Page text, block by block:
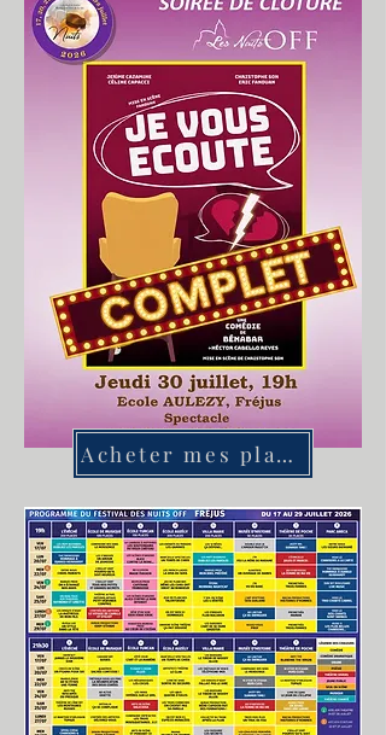
Acheter mes places pour la clôture
Acheter mes places pour l'ouverture